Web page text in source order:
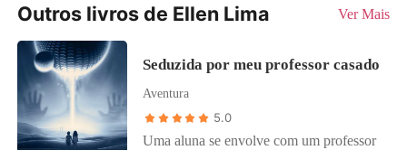
Outros livros de Ellen Lima Ver Mais
Seduzida por meu professor casado
Aventura
5.0
Uma aluna se envolve com um professor